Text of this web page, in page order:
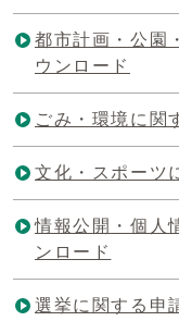
都市計画・公園
ウンロード
ごみ・環境に関
文化・スポーツ
情報公開・個人
ンロード
選挙に関する申